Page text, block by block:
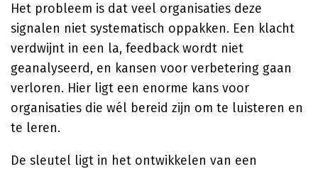
Het probleem is dat veel organisaties deze
signalen niet systematisch oppakken. Een klacht
verdwijnt in een la, feedback wordt niet
geanalyseerd, en kansen voor verbetering gaan
verloren. Hier ligt een enorme kans voor
organisaties die wél bereid zijn om te luisteren en
te leren.
De sleutel ligt in het ontwikkelen van een